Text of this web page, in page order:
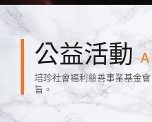
公益活動
培珍社會福利慈善事業基金
旨。